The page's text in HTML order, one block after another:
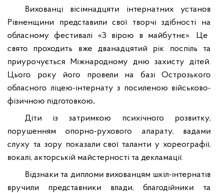
Вихованці вісімнадцяти інтернатних установ
Рівненщини представили свої творчі здібності на
обласному фестивалі «З вірою в майбутнє». Це
свято проходить вже дванадцятий рік поспіль та
приурочується Міжнародному дню захисту дітей.
Цього року його провели на базі
Острозького
обласного ліцею-інтернату з посиленою військово-
фізичною підготовкою.
Діти із затримкою психічного розвитку,
порушенням опорно-рухового апарату, вадами
слуху та зору показали свої таланти у хореографії,
вокалі, акторській майстерності та декламації.
Відзнаки та дипломи вихованцям шкіл-інтернатів
вручили представники влади, благодійники та